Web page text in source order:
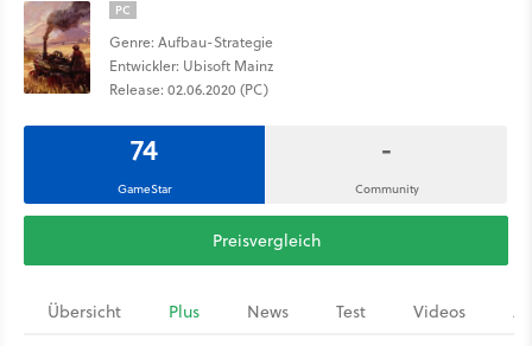
PC
Genre: Aufbau-Strategie
Entwickler: Ubisoft Mainz
Release: 02.06.2020 (PC)
74
GameStar
-
Community
Preisvergleich
Übersicht Plus News Test Videos